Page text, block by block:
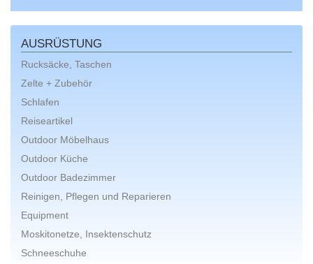
AUSRÜSTUNG
Rucksäcke, Taschen
Zelte + Zubehör
Schlafen
Reiseartikel
Outdoor Möbelhaus
Outdoor Küche
Outdoor Badezimmer
Reinigen, Pflegen und Reparieren
Equipment
Moskitonetze, Insektenschutz
Schneeschuhe